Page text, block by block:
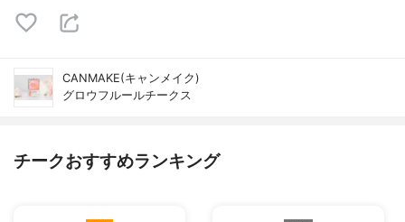
CANMAKE(キャンメイク)
グロウフルールチークス
チークおすすめランキング